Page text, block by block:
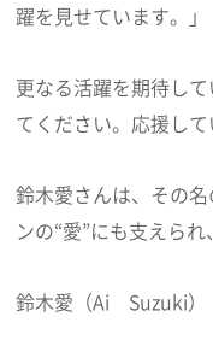
躍を見せています。」
更なる活躍を期待し
てください。応援して
鈴木愛さんは、その
ンの“愛”にも支えられ
鈴木愛（Ai Suzuki）